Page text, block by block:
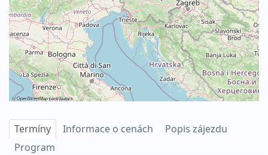
©OpenStreetMapcontributors
Termíny Informace o cenách
Popis zájezdu
Program